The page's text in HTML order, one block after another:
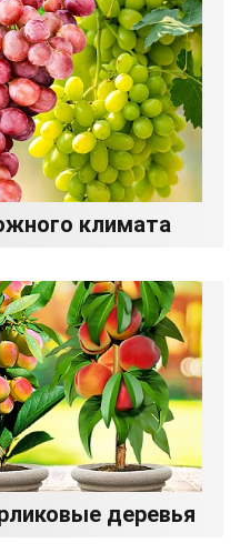
климата
деревья